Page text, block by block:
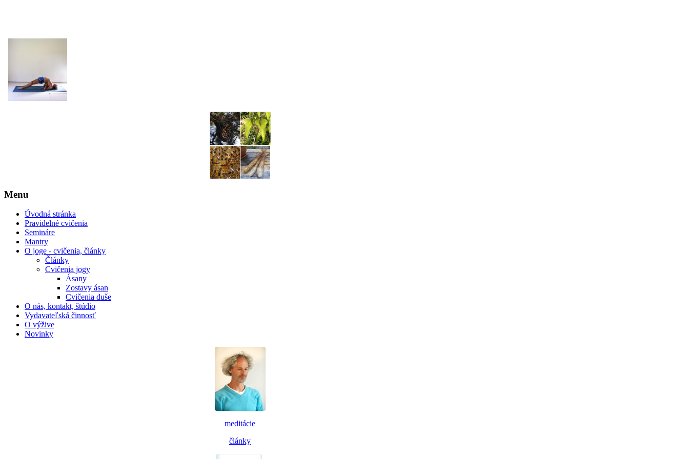
Menu
Úvodná stránka
Pravidelné cvičenia
Semináre
Mantry
O joge - cvičenia, články
Články
Cvičenia jogy
Ásany
Zostavy ásan
Cvičenia duše
O nás, kontakt, štúdio
Vydavateľská činnosť
O výžive
Novinky
meditácie
články